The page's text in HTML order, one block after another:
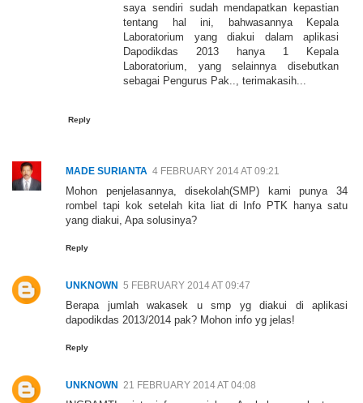
saya sendiri sudah mendapatkan kepastian
tentang hal ini, bahwasannya Kepala
Laboratorium yang diakui dalam aplikasi
Dapodikdas 2013 hanya 1 Kepala
Laboratorium, yang selainnya disebutkan
sebagai Pengurus Pak.., terimakasih...
Reply
MADE SURIANTA 4 FEBRUARY 2014 AT 09:21
Mohon penjelasannya, disekolah(SMP) kami punya 34
rombel tapi kok setelah kita liat di Info PTK hanya satu
yang diakui, Apa solusinya?
Reply
UNKNOWN 5 FEBRUARY 2014 AT 09:47
Berapa jumlah wakasek u smp yg diakui di aplikasi
dapodikdas 2013/2014 pak? Mohon info yg jelas!
Reply
UNKNOWN 21 FEBRUARY 2014 AT 04:08